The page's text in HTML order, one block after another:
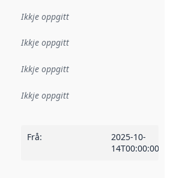
Ikkje oppgitt
Ikkje oppgitt
Ikkje oppgitt
Ikkje oppgitt
Frå:
2025-10-
14T00:00:00Z